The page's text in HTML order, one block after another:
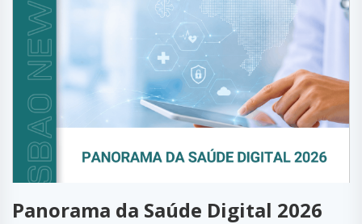
Panorama da Saúde Digital 2026